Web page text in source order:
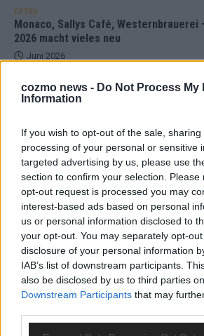
cozmo news - Do Not Process My
Information
If you wish to opt-out of the sale,
processing of your personal or sensitive
targeted advertising by us, please use
section to confirm your selection.
opt-out request is processed you may
interest-based ads based on personal
us or personal information disclosed to
your opt-out. You may separately opt-
disclosure of your personal information
IAB’s list of downstream participants.
also be disclosed by us to third parties
Downstream Participants that may
EXTRA
Monaco, Sallys Café, Westernbrauerei
2026 macht vieles neu
Juni 2026
KOMMENTAR
Mai 2026
ESC-Finale morgen: Finnland Favorit,
aufgestiegen – alle 25 Acts im
Mai 2026
KOMMENTAR
JJ hat den Abend gerettet – der Rest
war solide, aber kein Feuerwerk
Mai 2026